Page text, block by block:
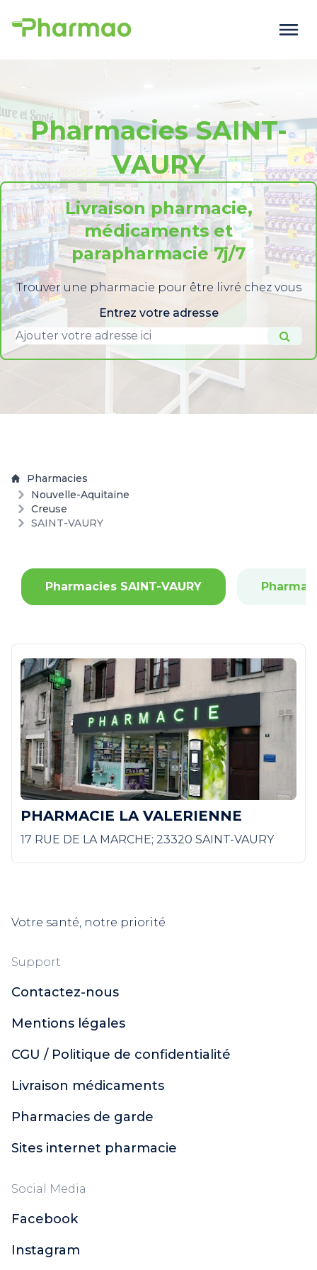
Pharmacies SAINT-
VAURY
Livraison pharmacie,
médicaments et
parapharmacie 7j/7
Trouver une pharmacie pour être livré chez vous
Entrez votre adresse
Pharmacies
Nouvelle-Aquitaine
Creuse
SAINT-VAURY
Pharmacies SAINT-VAURY
PHARMACIE LA VALERIENNE
17 RUE DE LA MARCHE; 23320 SAINT-VAURY
Votre santé, notre priorité
Support
Contactez-nous
Mentions légales
CGU / Politique de confidentialité
Livraison médicaments
Pharmacies de garde
Sites internet pharmacie
Social Media
Facebook
Instagram